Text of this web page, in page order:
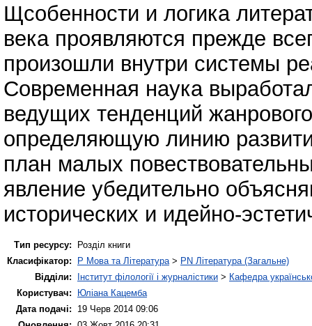
Щсобенности и логика
века проявляются прежде
произошли внутри системы
Современная наука
ведущих тенденций
определяющую линию
план малых
явление убедительно
исторических и идейно-
Тип ресурсу:
Розділ книги
Класифікатор:
P Мова та Література > PN Література (Загальне)
Відділи:
Інститут філології і журналістики > Кафедра
Користувач:
Юліана Кацемба
Дата подачі:
19 Черв 2014 09:06